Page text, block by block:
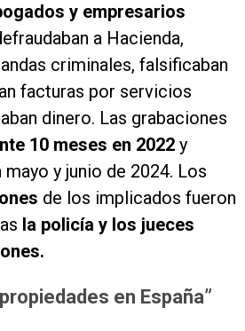
y empresarios
a Hacienda,
criminales, falsificaban
facturas por servicios
dinero. Las grabaciones
10 meses en 2022 y
y junio de 2024. Los
de los implicados fueron
la policía y los jueces
en España”